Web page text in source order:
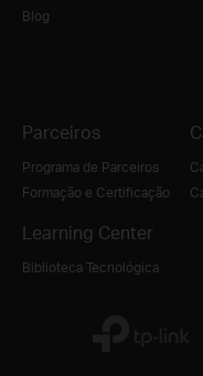
Blog
Parceiros
Programa de Parceiros
Formação e Certificação
Learning Center
Biblioteca Tecnológica